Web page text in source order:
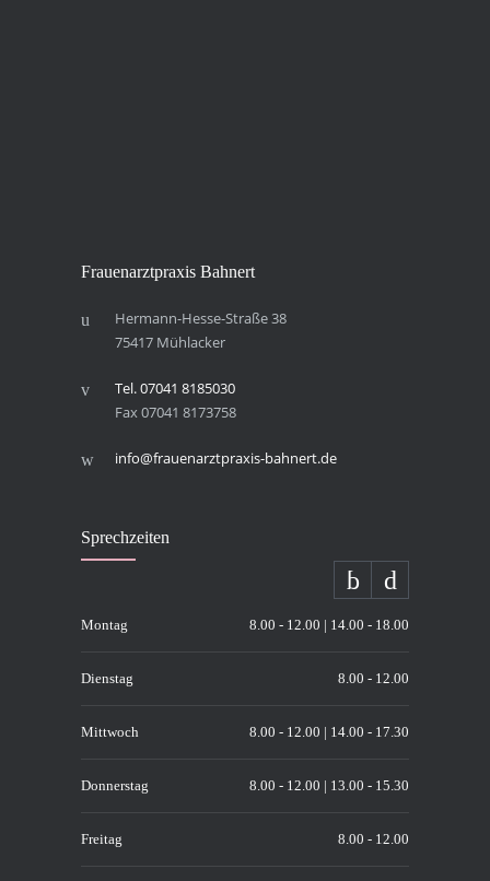
Frau­en­arzt­pra­xis Bahnert
Hermann-Hesse-Straße 38
75417 Mühlacker
Tel. 07041 8185030
Fax 07041 8173758
info@frauenarztpraxis-bahnert.de
Sprech­zei­ten
Montag 8.00 - 12.00 | 14.00 - 18.00
Dienstag 8.00 - 12.00
Mittwoch 8.00 - 12.00 | 14.00 - 17.30
Donnerstag 8.00 - 12.00 | 13.00 - 15.30
Freitag 8.00 - 12.00